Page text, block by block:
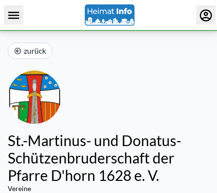
zurück
St.-Martinus- und Donatus-
Schützenbruderschaft der
Pfarre D'horn 1628 e. V.
Vereine